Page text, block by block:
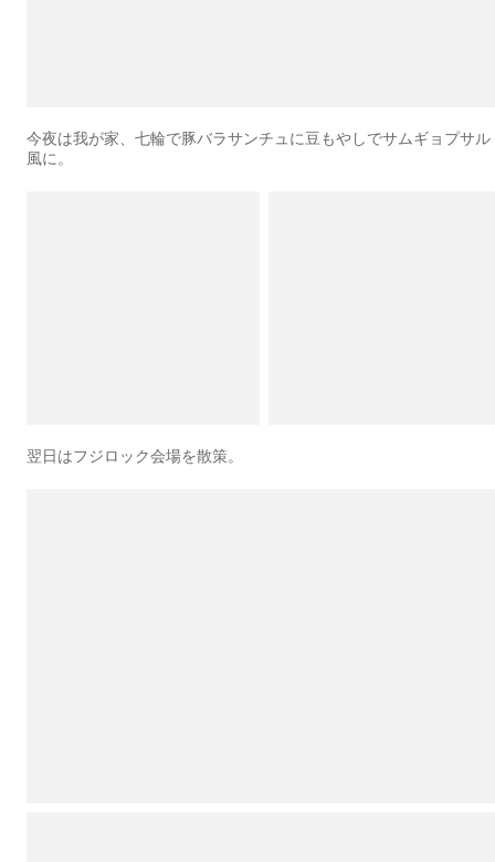
今夜は我が家、七輪で豚バラサンチュに豆もやしでサムギョプサル
風に。
翌日はフジロック会場を散策。